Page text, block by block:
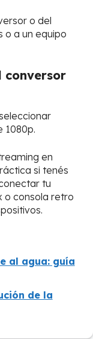
o del
a un equipo
conversor
1080p.
en
si tenés
tu
o consola retro
al agua: guía
de la